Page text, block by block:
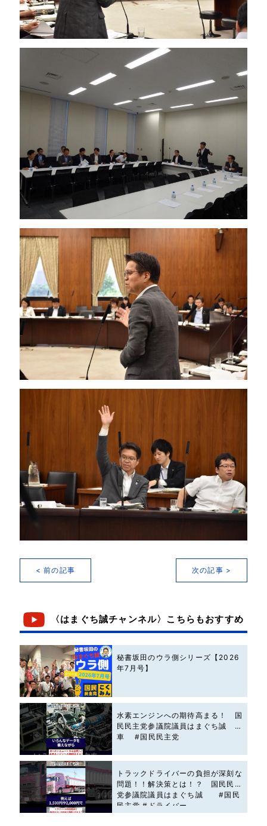
< 前の記事 次の記事 >
〈はまぐち誠チャンネル〉こちらもおすすめ
秘書坂田のウラ側シリーズ【2026
年7月号】
水素エンジンへの期待高まる！ 国
民民主党参議院議員はまぐち誠 #
車 #国民民主党
トラックドライバーの負担が深刻な
問題！！解決策とは！？ 国民民主
党参議院議員はまぐち誠 #国民
民主党 #ドライバー